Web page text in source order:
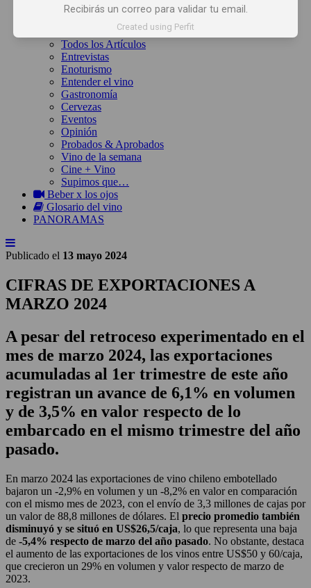
Inicio
Todos los Artículos
Entrevistas
Enoturismo
Entender el vino
Gastronomía
Cervezas
Eventos
Opinión
Probados & Aprobados
Vino de la semana
Cine + Vino
Supimos que…
Beber x los ojos
Glosario del vino
PANORAMAS
Publicado el 13 mayo 2024
CIFRAS DE EXPORTACIONES A
MARZO 2024
A pesar del retroceso experimentado en el
mes de marzo 2024, las exportaciones
acumuladas al 1er trimestre de este año
registran un avance de 6,1% en volumen
y de 3,5% en valor respecto de lo
embarcado en el mismo trimestre del año
pasado.
En marzo 2024 las exportaciones de vino chileno embotellado
bajaron un -2,9% en volumen y un -8,2% en valor en comparación
con el mismo mes de 2023, con el envío de 3,3 millones de cajas por
un valor de 88,8 millones de dólares. El precio promedio también
disminuyó y se situó en US$26,5/caja, lo que representa una baja
de -5,4% respecto de marzo del año pasado. No obstante, destaca
el aumento de las exportaciones de los vinos entre US$50 y 60/caja,
que crecieron un 29% en volumen y valor respecto de marzo de
2023.
Recibirás un correo para validar tu email.
Created using Perfit